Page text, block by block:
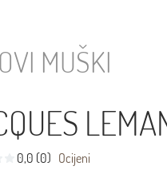
MUŠKI
0,0 (0) Ocijeni